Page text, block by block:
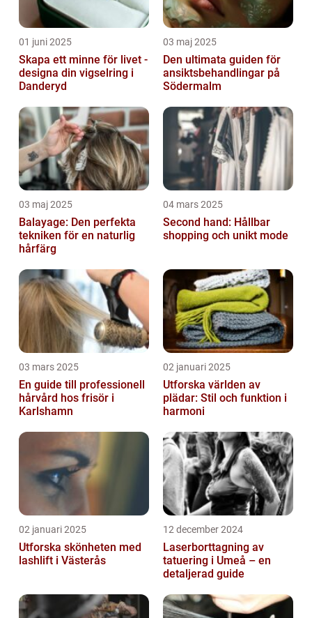
01 juni 2025
Skapa ett minne för livet -
designa din vigselring i
Danderyd
03 maj 2025
Den ultimata guiden för
ansiktsbehandlingar på
Södermalm
03 maj 2025
Balayage: Den perfekta
tekniken för en naturlig
hårfärg
04 mars 2025
Second hand: Hållbar
shopping och unikt mode
03 mars 2025
En guide till professionell
hårvård hos frisör i
Karlshamn
02 januari 2025
Utforska världen av
plädar: Stil och funktion i
harmoni
02 januari 2025
Utforska skönheten med
lashlift i Västerås
12 december 2024
Laserborttagning av
tatuering i Umeå – en
detaljerad guide